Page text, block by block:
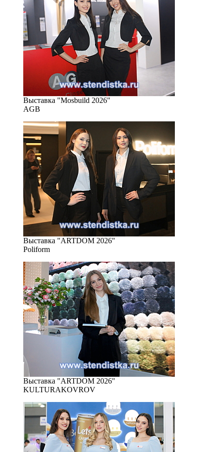
Выставка "Mosbuild 2026"
AGB
Выставка "ARTDOM 2026"
Poliform
Выставка "ARTDOM 2026"
KULTURAKOVROV